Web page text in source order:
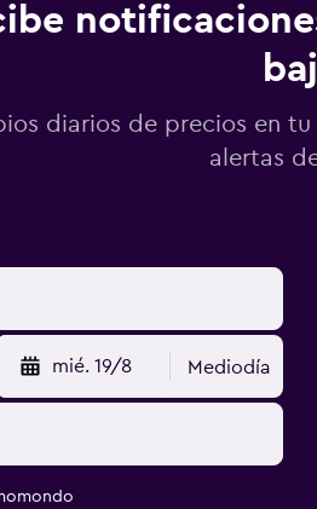
diarios de precios en
alertas
mié. 19/8 Mediodía